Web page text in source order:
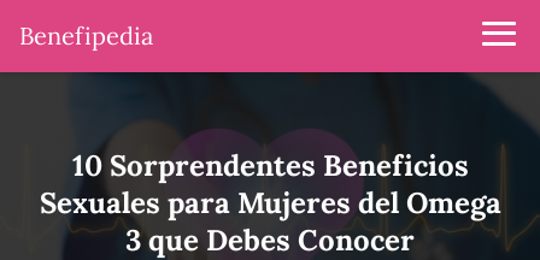
Benefipedia
10 Sorprendentes Beneficios
Sexuales para Mujeres del Omega
3 que Debes Conocer